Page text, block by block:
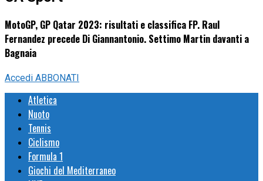
MotoGP, GP Qatar 2023: risultati e classifica FP. Raul
Fernandez precede Di Giannantonio. Settimo Martin davanti a
Bagnaia
Accedi ABBONATI
Atletica
Nuoto
Tennis
Ciclismo
Formula 1
Giochi del Mediterraneo